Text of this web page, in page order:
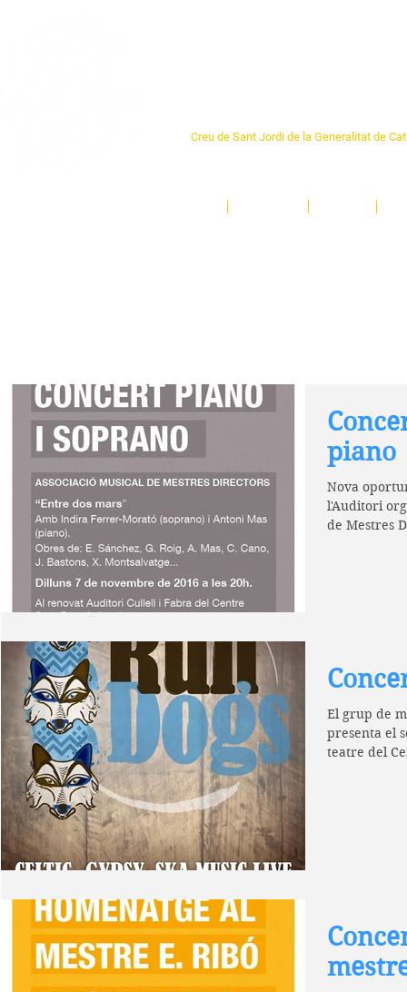
Creu de Sant Jordi de la Generalitat de
piano
Nova
l'Auditori
de Mestres
El grup de
presenta el
teatre del